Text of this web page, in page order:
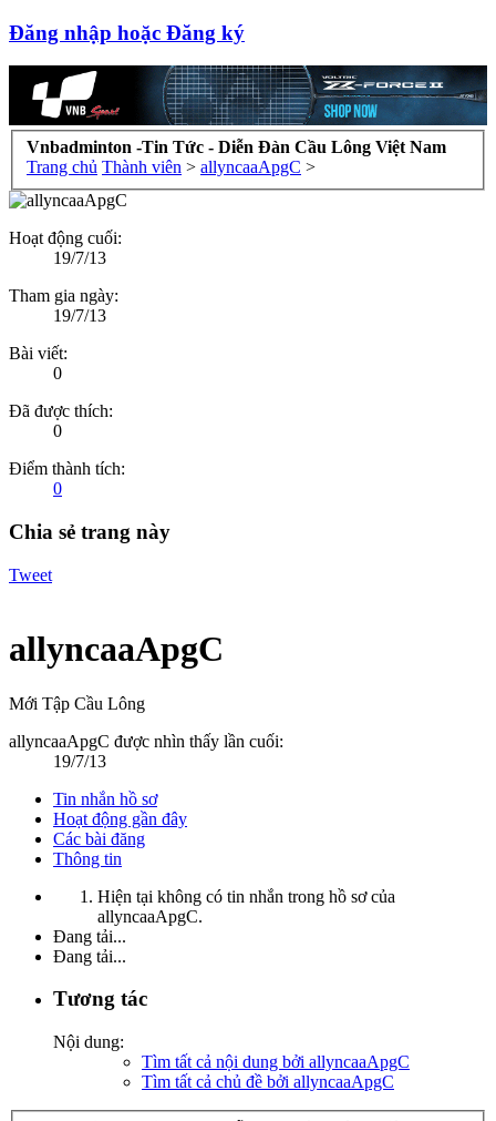
Đăng nhập hoặc Đăng ký
Vnbadminton -Tin Tức - Diễn Đàn Cầu Lông Việt Nam
Trang chủ Thành viên > allyncaaApgC >
Hoạt động cuối:
19/7/13
Tham gia ngày:
19/7/13
Bài viết:
0
Đã được thích:
0
Điểm thành tích:
0
Chia sẻ trang này
Tweet
allyncaaApgC
Mới Tập Cầu Lông
allyncaaApgC được nhìn thấy lần cuối:
19/7/13
Tin nhắn hồ sơ
Hoạt động gần đây
Các bài đăng
Thông tin
Hiện tại không có tin nhắn trong hồ sơ của
allyncaaApgC.
Đang tải...
Đang tải...
Tương tác
Nội dung:
Tìm tất cả nội dung bởi allyncaaApgC
Tìm tất cả chủ đề bởi allyncaaApgC